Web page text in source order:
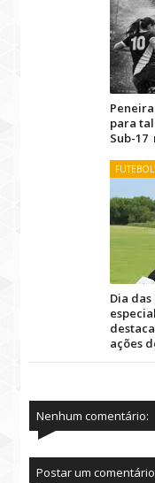
para
Sub-
Dia
ações
Nenhum comentário:
Postar um comentário